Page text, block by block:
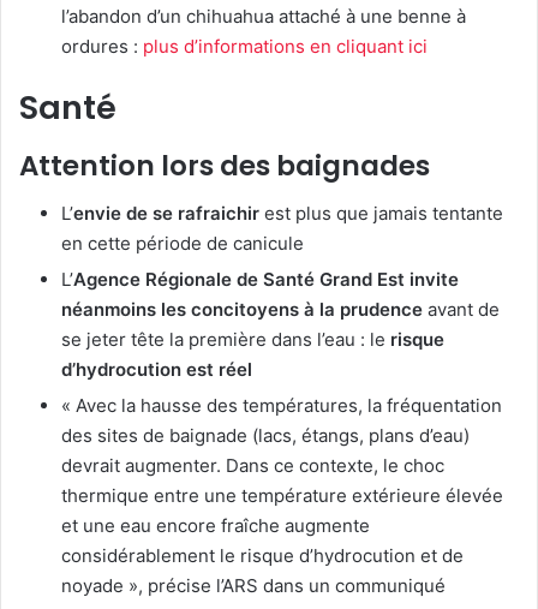
l’abandon d’un chihuahua attaché à une benne à
ordures : plus d’informations en cliquant ici
Santé
Attention lors des baignades
L’envie de se rafraichir est plus que jamais tentante
en cette période de canicule
L’Agence Régionale de Santé Grand Est invite
néanmoins les concitoyens à la prudence avant de
se jeter tête la première dans l’eau : le risque
d’hydrocution est réel
« Avec la hausse des températures, la fréquentation
des sites de baignade (lacs, étangs, plans d’eau)
devrait augmenter. Dans ce contexte, le choc
thermique entre une température extérieure élevée
et une eau encore fraîche augmente
considérablement le risque d’hydrocution et de
noyade », précise l’ARS dans un communiqué